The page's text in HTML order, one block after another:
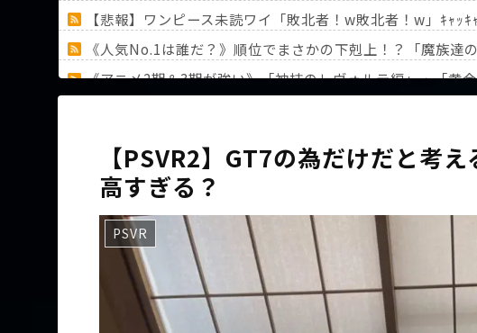
【悲報】ワンピース未読ワイ「敗北者！w敗北者！w」ｷｬ
《人気No.1は誰だ？》順位でまさかの下剋上！？「魔族
《アニメ2期＆3期が強い》「神技のレヴォルテ編」・「黄
Powered by livedoor 相互RSS
【PSVR2】GT7の為だけだと考
高すぎる？
PSVR